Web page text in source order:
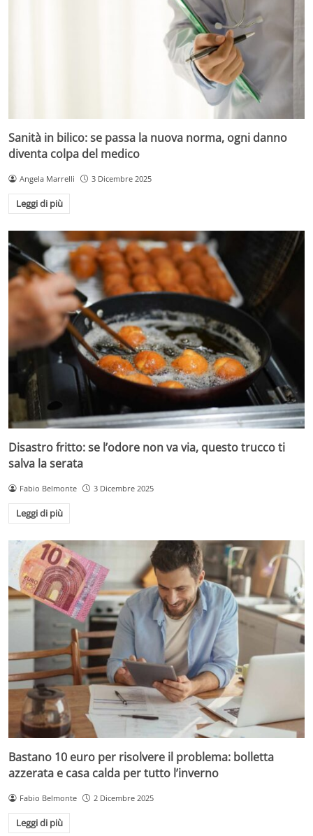
Sanità in bilico: se passa la nuova norma, ogni danno
diventa colpa del medico
Angela Marrelli 3 Dicembre 2025
Leggi di più
Disastro fritto: se l’odore non va via, questo trucco ti
salva la serata
Fabio Belmonte 3 Dicembre 2025
Leggi di più
Bastano 10 euro per risolvere il problema: bolletta
azzerata e casa calda per tutto l’inverno
Fabio Belmonte 2 Dicembre 2025
Leggi di più